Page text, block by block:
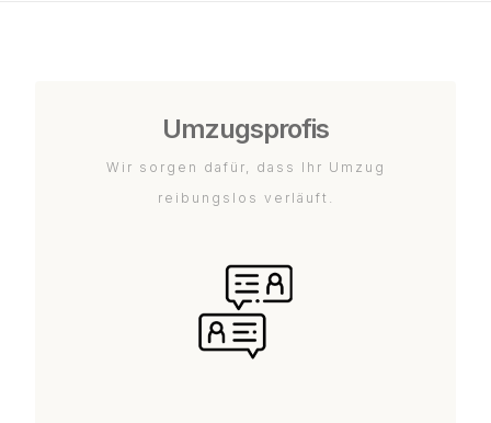
Umzugsprofis
Wir sorgen dafür, dass Ihr Umzug
reibungslos verläuft.